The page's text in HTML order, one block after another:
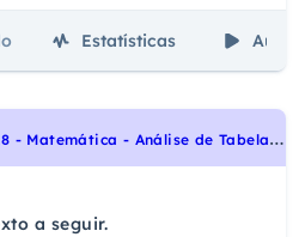
Estatísticas Aulas
U
FMS 2018 - Matemática - Análise de Tabelas e Gráficos
a seguir.